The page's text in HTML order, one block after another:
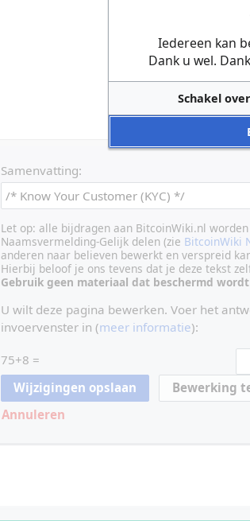
Samenvatting:
Let op: alle bijdragen aan BitcoinWiki.nl
Naamsvermelding-Gelijk delen (zie BitcoinWiki
anderen naar believen bewerkt en verspreid
Hierbij beloof je ons tevens dat je deze tekst
Gebruik geen materiaal dat beschermd
U wilt deze pagina bewerken. Voer het
invoervenster in (meer informatie):
75+8 =
Annuleren
Iedereen kan
Dank u wel.
Schakel